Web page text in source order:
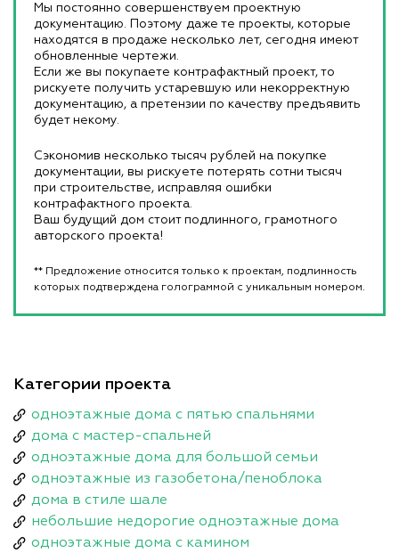
Мы постоянно совершенствуем проектную
документацию. Поэтому даже те проекты, которые
находятся в продаже несколько лет, сегодня имеют
обновленные чертежи.
Если же вы покупаете контрафактный проект, то
рискуете получить устаревшую или некорректную
документацию, а претензии по качеству предъявить
будет некому.
Сэкономив несколько тысяч рублей на покупке
документации, вы рискуете потерять сотни тысяч
при строительстве, исправляя ошибки
контрафактного проекта.
Ваш будущий дом стоит подлинного, грамотного
авторского проекта!
** Предложение относится только к проектам, подлинность
которых подтверждена голограммой с уникальным номером.
Категории проекта
одноэтажные дома с пятью спальнями
дома с мастер-спальней
одноэтажные дома для большой семьи
одноэтажные из газобетона/пеноблока
дома в стиле шале
небольшие недорогие одноэтажные дома
одноэтажные дома с камином